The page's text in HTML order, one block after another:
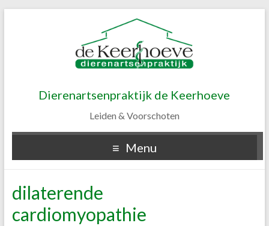
Dierenartsenpraktijk de Keerhoeve
Leiden & Voorschoten
Menu
dilaterende
cardiomyopathie